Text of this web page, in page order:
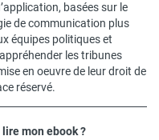
basées sur le
de communication plus
équipes politiques et
les tribunes
en oeuvre de leur droit de
réservé.
mon ebook ?